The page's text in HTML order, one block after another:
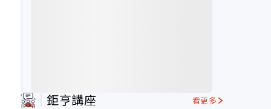
鉅亨講座 看更多